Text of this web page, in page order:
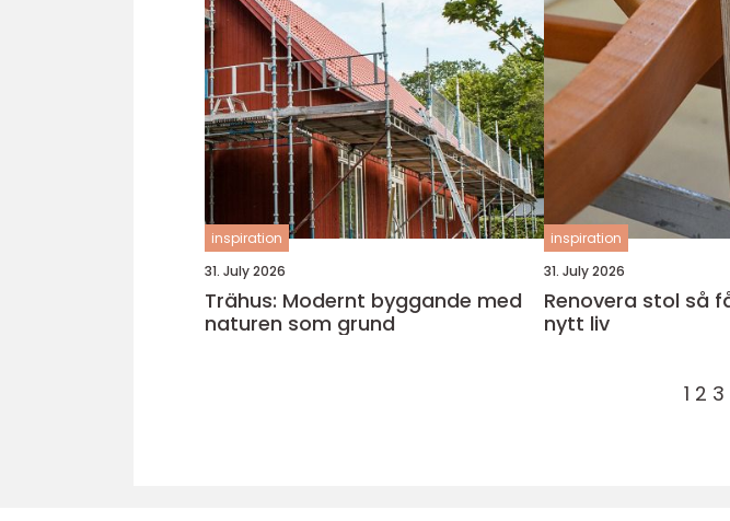
inspiration
31. July 2026
Trähus: Modernt byggande med
naturen som grund
inspiration
31. July 2026
Renovera stol så får gamla stolar
nytt liv
1 2 3